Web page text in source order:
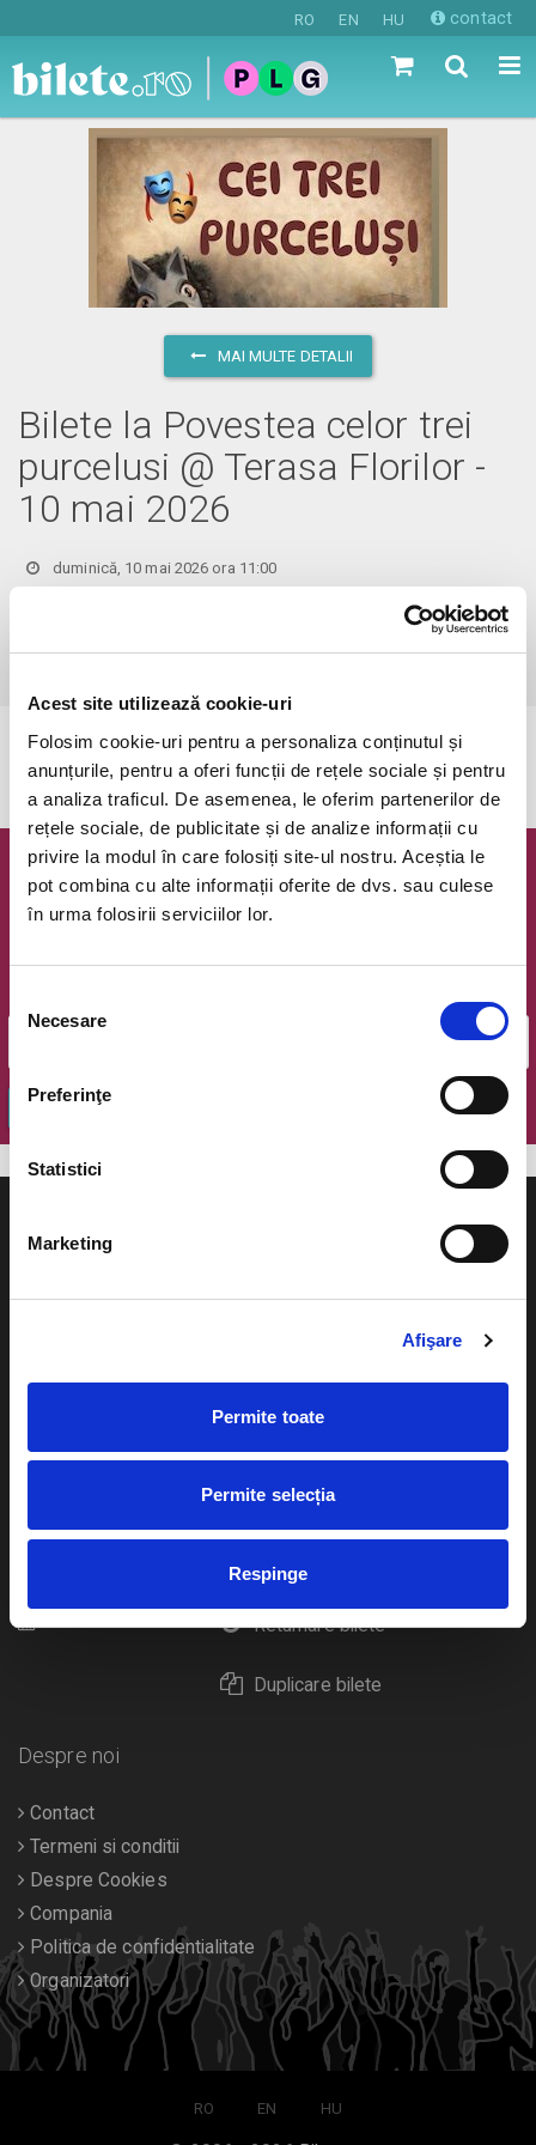
Acest site utilizează cookie-uri
Folosim cookie-uri pentru a personaliza conținutul și
anunțurile, pentru a oferi funcții de rețele sociale și pentru
a analiza traficul. De asemenea, le oferim partenerilor de
rețele sociale, de publicitate și de analize informații cu
privire la modul în care folosiți site-ul nostru. Aceștia le
pot combina cu alte informații oferite de dvs. sau culese
în urma folosirii serviciilor lor.
consimțământului
Necesare
Preferinţe
Statistici
Marketing
Afişare
Permite toate
Permite selecția
Respinge
RO EN HU contact
MAI MULTE DETALII
Bilete la Povestea celor trei
purcelusi @ Terasa Florilor -
10 mai 2026
duminică, 10 mai 2026 ora 11:00
Evenimentul a expirat.
Newsletter @ Bilete.ro
OK
Cum comand bilete?
eBilet printat acasa
Livrare prin curier
Returnare bilete
Duplicare bilete
Cultura
Calendar
Despre noi
Contact
Termeni si conditii
Despre Cookies
Compania
Politica de confidentialitate
Organizatori
RO EN HU